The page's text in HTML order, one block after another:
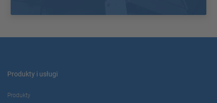
Produkty i usługi
Produkty